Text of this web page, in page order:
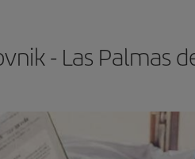
- Las Palmas